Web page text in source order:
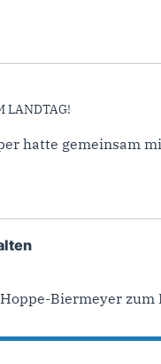
LANDTAG!
hatte gemeinsam
Biermeyer